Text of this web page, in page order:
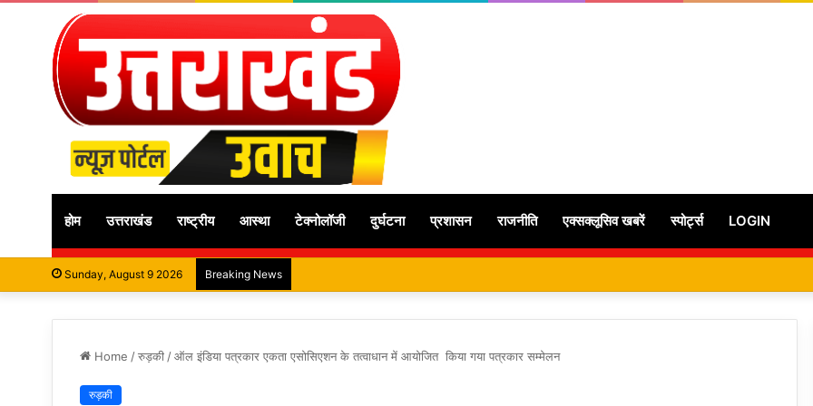
होम उत्तराखंड राष्ट्रीय आस्था टेक्नोलॉजी दुर्घटना प्रशासन राजनीति एक्सक्लूसिव खबरें स्पोर्ट्स LOGIN
Sunday, August 9 2026 Breaking News
Home /रुड़की /ऑल इंडिया पत्रकार एकता एसोसिएशन के तत्वाधान में आयोजित किया गया पत्रकार सम्मेलन
रुड़की